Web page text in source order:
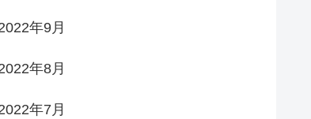
年9月
年8月
年7月